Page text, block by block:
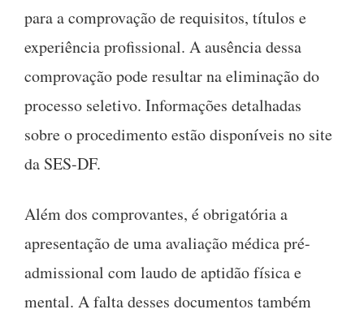
para a comprovação de requisitos, títulos e
experiência profissional. A ausência dessa
comprovação pode resultar na eliminação do
processo seletivo. Informações detalhadas
sobre o procedimento estão disponíveis no site
da SES-DF.
Além dos comprovantes, é obrigatória a
apresentação de uma avaliação médica pré-
admissional com laudo de aptidão física e
mental. A falta desses documentos também